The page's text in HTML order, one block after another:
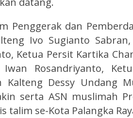
Penggerak dan
Ivo Sugianto
Ketua Persit Kartika
Rosandriyanto,
Kalteng Dessy Undang
serta ASN muslimah
talim se-Kota Palangka